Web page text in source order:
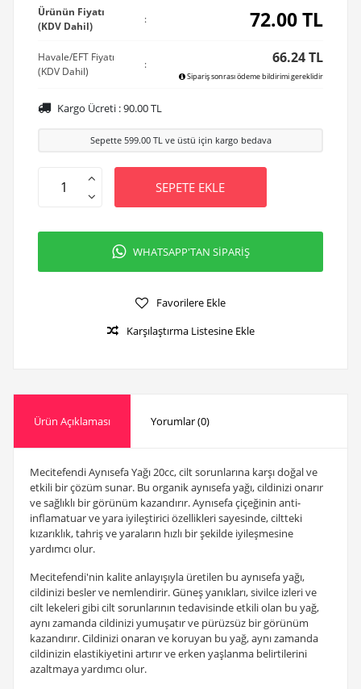
Ürünün Fiyatı
(KDV Dahil)
: 72.00TL
Havale/EFT Fiyatı
(KDV Dahil)
: 66.24 TL
Sipariş sonrası ödeme bildirimi gereklidir
Kargo Ücreti :90.00TL
Sepette 599.00TL ve üstü için kargo bedava
SEPETE EKLE
WHATSAPP'TAN SİPARİŞ
Favorilere Ekle
Karşılaştırma Listesine Ekle
Ürün Açıklaması Yorumlar (0)
Mecitefendi Aynısefa Yağı 20cc, cilt sorunlarına karşı doğal ve
etkili bir çözüm sunar. Bu organik aynısefa yağı, cildinizi onarır
ve sağlıklı bir görünüm kazandırır. Aynısefa çiçeğinin anti-
inflamatuar ve yara iyileştirici özellikleri sayesinde, ciltteki
kızarıklık, tahriş ve yaraların hızlı bir şekilde iyileşmesine
yardımcı olur.
Mecitefendi'nin kalite anlayışıyla üretilen bu aynısefa yağı,
cildinizi besler ve nemlendirir. Güneş yanıkları, sivilce izleri ve
cilt lekeleri gibi cilt sorunlarının tedavisinde etkili olan bu yağ,
aynı zamanda cildinizi yumuşatır ve pürüzsüz bir görünüm
kazandırır. Cildinizi onaran ve koruyan bu yağ, aynı zamanda
cildinizin elastikiyetini artırır ve erken yaşlanma belirtilerini
azaltmaya yardımcı olur.